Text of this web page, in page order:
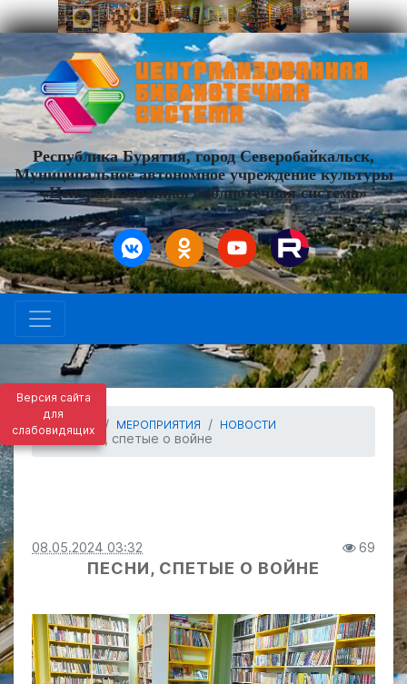
Версия сайта
для
слабовидящих
Республика Бурятия, город Северобайкальск,
Муниципальное автономное учреждение культуры
«Централизованная библиотечная система»
МЕРОПРИЯТИЯ НОВОСТИ
Песни, спетые о войне
08.05.2024 03:32 69
ПЕСНИ, СПЕТЫЕ О ВОЙНЕ